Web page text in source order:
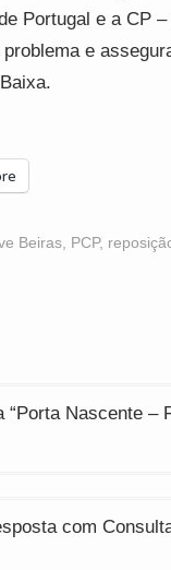
Portugal e a CP
e
Beiras, PCP,
Nascente –
com